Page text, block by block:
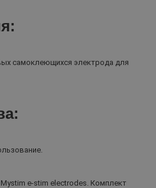
самоклеющихся электрода для
e-stim electrodes. Комплект